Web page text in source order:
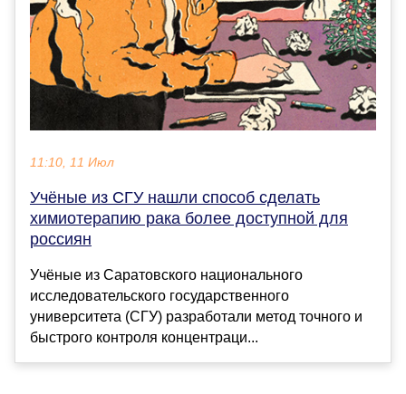
11:10, 11 Июл
Учёные из СГУ нашли способ сделать
химиотерапию рака более доступной для
россиян
Учёные из Саратовского национального
исследовательского государственного
университета (СГУ) разработали метод точного и
быстрого контроля концентраци...